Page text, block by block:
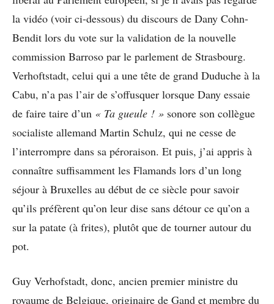
la vidéo (voir ci-dessous) du discours de Dany Cohn-
Bendit lors du vote sur la validation de la nouvelle
commission Barroso par le parlement de Strasbourg.
Verhoftstadt, celui qui a une tête de grand Duduche à la
Cabu, n’a pas l’air de s’offusquer lorsque Dany essaie
de faire taire d’un « Ta gueule ! » sonore son collègue
socialiste allemand Martin Schulz, qui ne cesse de
l’interrompre dans sa péroraison. Et puis, j’ai appris à
connaître suffisamment les Flamands lors d’un long
séjour à Bruxelles au début de ce siècle pour savoir
qu’ils préfèrent qu’on leur dise sans détour ce qu’on a
sur la patate (à frites), plutôt que de tourner autour du
pot.
Guy Verhofstadt, donc, ancien premier ministre du
royaume de Belgique, originaire de Gand et membre du